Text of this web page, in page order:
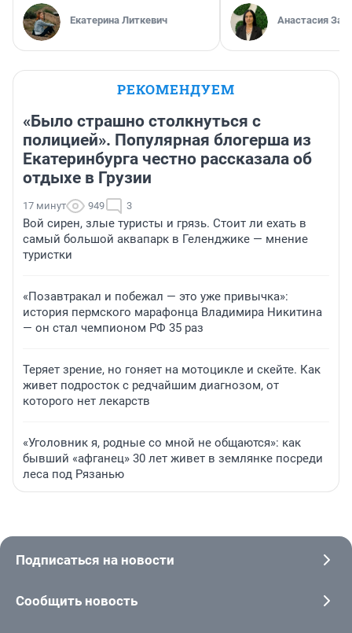
Екатерина Литкевич Анастасия
РЕКОМЕНДУЕМ
«Было страшно столкнуться с
полицией». Популярная блогерша из
Екатеринбурга честно рассказала об
отдыхе в Грузии
17 минут 949 3
Вой сирен, злые туристы и грязь. Стоит ли ехать в
самый большой аквапарк в Геленджике — мнение
туристки
«Позавтракал и побежал — это уже привычка»:
история пермского марафонца Владимира Никитина
— он стал чемпионом РФ 35 раз
Теряет зрение, но гоняет на мотоцикле и скейте. Как
живет подросток с редчайшим диагнозом, от
которого нет лекарств
«Уголовник я, родные со мной не общаются»: как
бывший «афганец» 30 лет живет в землянке посреди
леса под Рязанью
Подписаться на новости
Сообщить новость